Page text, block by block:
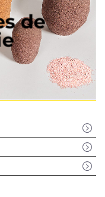
de